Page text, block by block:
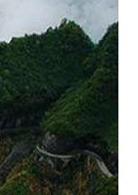
vùng. Không
đổi và diễn
để đến được
người đam
bạn.